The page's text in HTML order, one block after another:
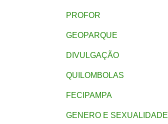
PROFOR
GEOPARQUE
DIVULGAÇÃO
QUILOMBOLAS
FECIPAMPA
GENERO E SEXUALIDADE